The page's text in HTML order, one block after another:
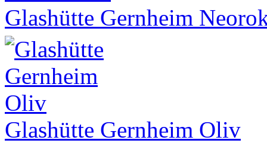
Glashütte Gernheim
Glashütte Gernheim Oliv